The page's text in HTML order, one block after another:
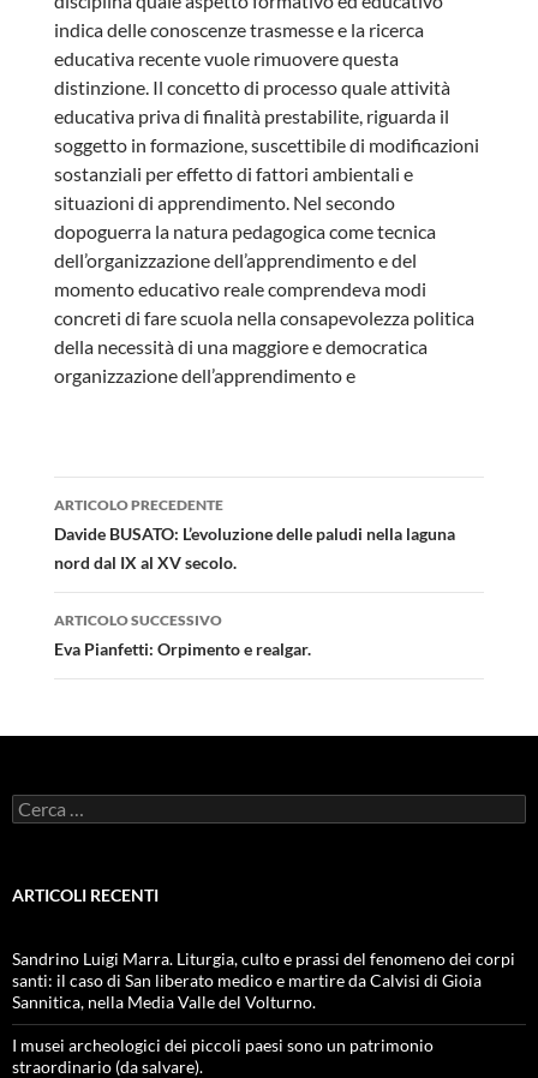
indica delle conoscenze trasmesse e la ricerca
educativa recente vuole rimuovere questa
distinzione. Il concetto di processo quale attività
educativa priva di finalità prestabilite, riguarda il
soggetto in formazione, suscettibile di modificazioni
sostanziali per effetto di fattori ambientali e
situazioni di apprendimento. Nel secondo
dopoguerra la natura pedagogica come tecnica
dell’organizzazione dell’apprendimento e del
momento educativo reale comprendeva modi
concreti di fare scuola nella consapevolezza politica
della necessità di una maggiore e democratica
organizzazione dell’apprendimento e
Navigazione
articolo
ARTICOLO PRECEDENTE
Davide BUSATO: L’evoluzione delle paludi nella laguna
nord dal IX al XV secolo.
ARTICOLO SUCCESSIVO
Eva Pianfetti: Orpimento e realgar.
Ricerca
per:
ARTICOLI RECENTI
Sandrino Luigi Marra. Liturgia, culto e prassi del fenomeno dei corpi
santi: il caso di San liberato medico e martire da Calvisi di Gioia
Sannitica, nella Media Valle del Volturno.
I musei archeologici dei piccoli paesi sono un patrimonio
straordinario (da salvare).